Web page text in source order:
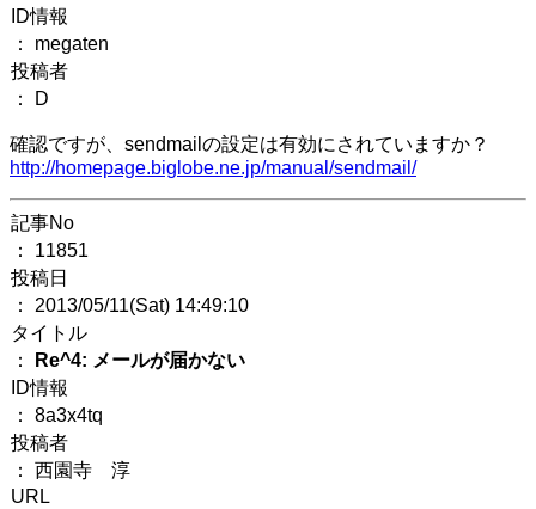
ID情報
： megaten
投稿者
： D
確認ですが、sendmailの設定は有効にされていますか？
http://homepage.biglobe.ne.jp/manual/sendmail/
記事No
： 11851
投稿日
： 2013/05/11(Sat) 14:49:10
タイトル
：
Re^4: メールが届かない
ID情報
： 8a3x4tq
投稿者
： 西園寺 淳
URL